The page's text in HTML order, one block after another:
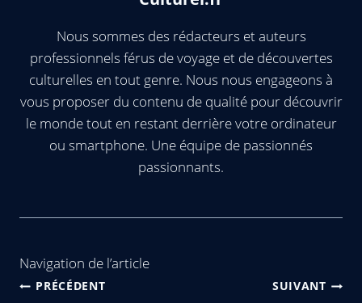
Nous sommes des rédacteurs et auteurs
professionnels férus de voyage et de découvertes
culturelles en tout genre. Nous nous engageons à
vous proposer du contenu de qualité pour découvrir
le monde tout en restant derrière votre ordinateur
ou smartphone. Une équipe de passionnés
passionnants.
Navigation de l’article
PRÉCÉDENT SUIVANT